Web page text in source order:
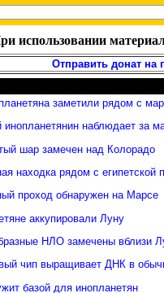
использовании
Отправить донат на
заметили рядом с
инопланетянин наблюдает за
шар замечен над Колорадо
находка рядом с египетской
проход обнаружен на Марсе
аккупировали Луну
НЛО замечены вблизи
чип выращивает ДНК в
базой для инопланетян